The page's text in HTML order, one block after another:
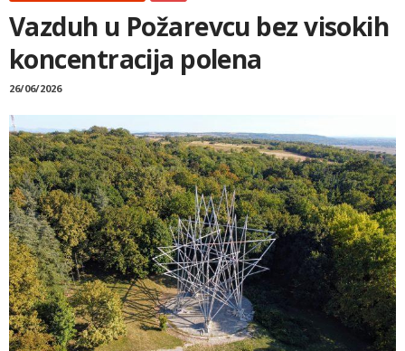
Vazduh u Požarevcu bez visokih
koncentracija polena
26/06/2026